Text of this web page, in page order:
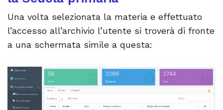
Una volta selezionata la materia e effettuato
l’accesso all’archivio l’utente si troverà di fronte
a una schermata simile a questa: